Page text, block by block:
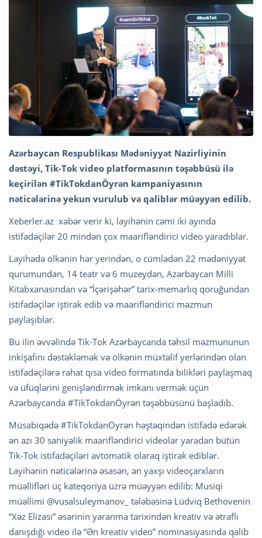
Azərbaycan Respublikası Mədəniyyət Nazirliyinin
dəstəyi, Tik-Tok video platformasının təşəbbüsü ilə
keçirilən #TikTokdanÖyrən kampaniyasının
nəticələrinə yekun vurulub və qaliblər müəyyən edilib.
Xeberler.az xəbər verir ki, layihənin cəmi iki ayında
istifadəçilər 20 mindən çox maarifləndirici video yaradıblar.
Layihədə ölkənin hər yerindən, o cümlədən 22 mədəniyyət
qurumundan, 14 teatr və 6 muzeydən, Azərbaycan Milli
Kitabxanasından və “İçərişəhər” tarix-memarlıq qoruğundan
istifadəçilər iştirak edib və maarifləndirici məzmun
paylaşıblar.
Bu ilin əvvəlində Tik-Tok Azərbaycanda təhsil məzmununun
inkişafını dəstəkləmək və ölkənin müxtəlif yerlərindən olan
istifadəçilərə rahat qısa video formatında bilikləri paylaşmaq
və üfüqlərini genişləndirmək imkanı vermək üçün
Azərbaycanda #TikTokdanÖyrən təşəbbüsünü başladıb.
Müsabiqədə #TikTokdanÖyrən həştəqindən istifadə edərək
ən azı 30 saniyəlik maarifləndirici videolar yaradan bütün
Tik-Tok istifadəçiləri avtomatik olaraq iştirak ediblər.
Layihənin nəticələrinə əsasən, ən yaxşı videoçarxların
müəllifləri üç kateqoriya üzrə müəyyən edilib: Musiqi
müəllimi @vusalsuleymanov_ tələbəsinə Lüdviq Bethovenin
“Xəz Elizası” əsərinin yaranma tarixindən kreativ və ətraflı
danışdığı video ilə “Ən kreativ video” nominasiyasında qalib